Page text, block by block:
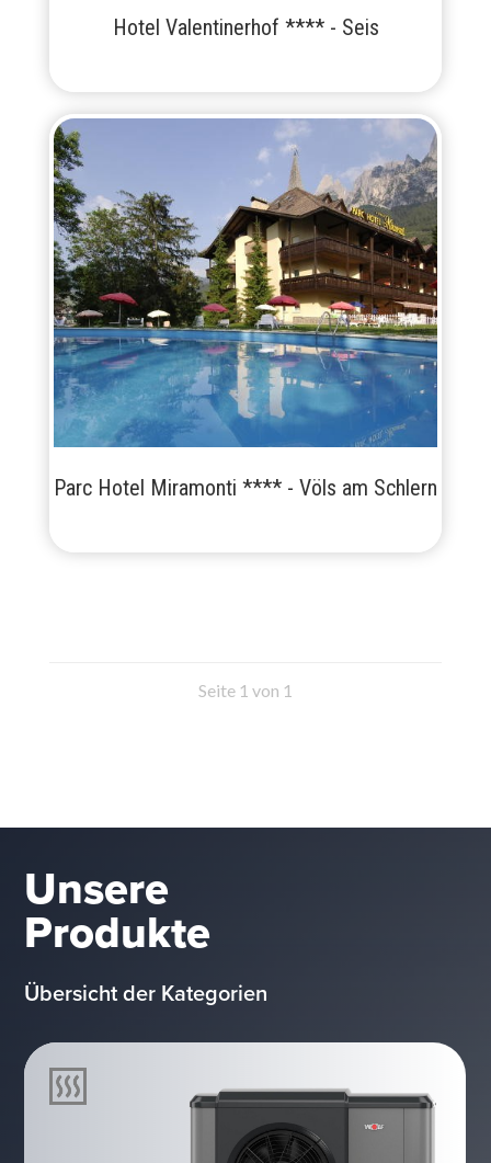
Hotel Valentinerhof **** - Seis
Parc Hotel Miramonti **** - Völs am Schlern
Seite 1 von 1
Unsere
Produkte
Übersicht der Kategorien